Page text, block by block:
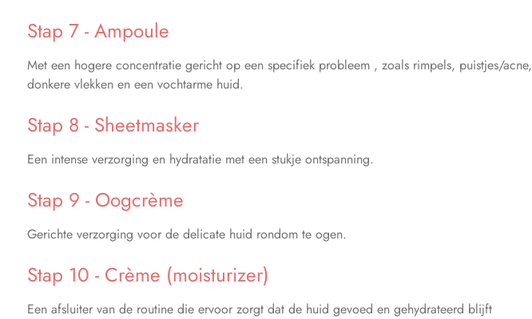
Stap 7 - Ampoule
Met een hogere concentratie gericht op een specifiek probleem , zoals rimpels, puistjes/acne,
donkere vlekken en een vochtarme huid.
Stap 8 - Sheetmasker
Een intense verzorging en hydratatie met een stukje ontspanning.
Stap 9 - Oogcrème
Gerichte verzorging voor de delicate huid rondom te ogen.
Stap 10 - Crème (moisturizer)
Een afsluiter van de routine die ervoor zorgt dat de huid gevoed en gehydrateerd blijft